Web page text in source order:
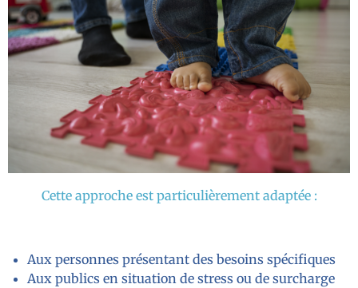
Cette approche est particulièrement adaptée :
Aux personnes présentant des besoins spécifiques
Aux publics en situation de stress ou de surcharge